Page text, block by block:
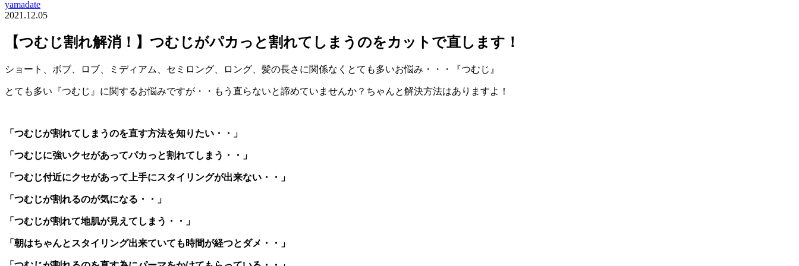
yamadate
2021.12.05
【つむじ割れ解消！】つむじがパカっと割れてしまうのをカットで直します！
ショート、ボブ、ロブ、ミディアム、セミロング、ロング、髪の長さに関係なくとても多いお悩み・・・『つむじ』
とても多い『つむじ』に関するお悩みですが・・もう直らないと諦めていませんか？ちゃんと解決方法はありますよ！
「つむじが割れてしまうのを直す方法を知りたい・・」
「つむじに強いクセがあってパカっと割れてしまう・・」
「つむじ付近にクセがあって上手にスタイリングが出来ない・・」
「つむじが割れるのが気になる・・」
「つむじが割れて地肌が見えてしまう・・」
「朝はちゃんとスタイリング出来ていても時間が経つとダメ・・」